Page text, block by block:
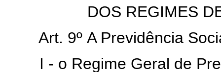
DOS REGIMES
Art. 9º A Previdência
I - o Regime Geral de